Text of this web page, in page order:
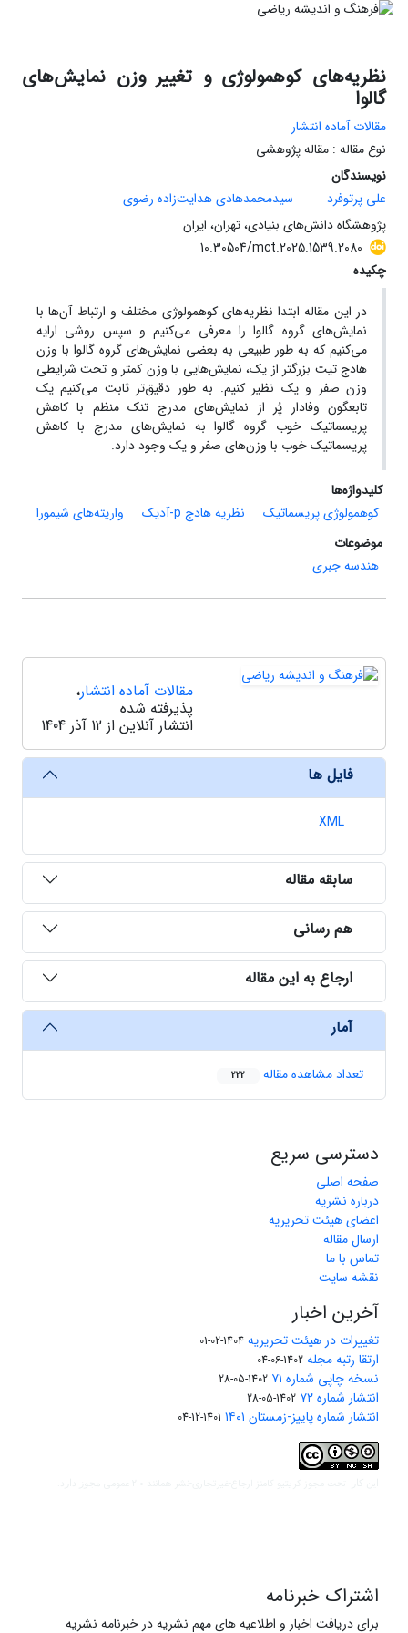
نظریه‌های کوهمولوژی و تغییر وزن نمایش‌های
گالوا
مقالات آماده انتشار
نوع مقاله : مقاله پژوهشی
نویسندگان
علی پرتوفرد
سیدمحمدهادی هدایت‌زاده رضوی
پژوهشگاه دانش‌های بنیادی، تهران، ایران
10.30504/mct.2025.1539.2080
چکیده
در این مقاله ابتدا نظریه‌های کوهمولوژی مختلف و ارتباط آن‌ها با
نمایش‌های گروه گالوا را معرفی می‌کنیم و سپس روشی ارایه
می‌کنیم که به طور طبیعی به بعضی نمایش‌های گروه گالوا با وزن
هادج تیت بزرگتر از یک، نمایش‌‌هایی با وزن کمتر و تحت شرایطی
وزن صفر و یک نظیر کنیم. به طور دقیق‌تر ثابت می‌کنیم یک
تابعگون وفادار پُر از نمایش‌های مدرج تنک منظم با کاهش
پریسماتیک خوب گروه گالوا به نمایش‌‌های مدرج با کاهش
پریسماتیک خوب با وزن‌های صفر و یک وجود دارد.
کلیدواژه‌ها
کوهمولوژی پریسماتیک
نظریه هادج p-آدیک
واریته‌های شیمورا
موضوعات
هندسه جبری
مقالات آماده انتشار،
پذیرفته شده
انتشار آنلاین از 12 آذر 1404
فایل ها
XML
سابقه مقاله
هم رسانی
ارجاع به این مقاله
آمار
تعداد مشاهده مقاله 222
دسترسی سریع
صفحه اصلی
درباره نشریه
اعضای هیئت تحریریه
ارسال مقاله
تماس با ما
نقشه سایت
آخرین اخبار
تغییرات در هیئت تحریریه 1404-02-01
ارتقا رتبه مجله 1402-06-04
نسخه چاپی شماره ۷۱ 1402-05-28
انتشار شماره ۷۲ 1402-05-28
انتشار شماره پاییز-زمستان ۱۴۰۱ 1401-12-04
اشتراک خبرنامه
برای دریافت اخبار و اطلاعیه های مهم نشریه در خبرنامه نشریه